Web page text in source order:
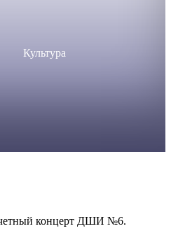
Культура
концерт ДШИ №6.